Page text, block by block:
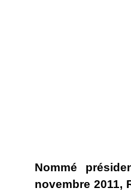
Nommé
novembre 2011,